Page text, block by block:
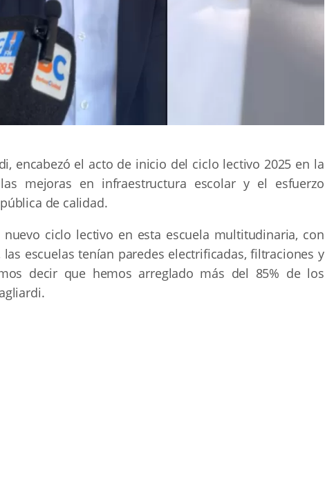
encabezó el acto de inicio del ciclo lectivo 2025 en la
mejoras en infraestructura escolar y el esfuerzo
de calidad.
ciclo lectivo en esta escuela multitudinaria, con
escuelas tenían paredes electrificadas, filtraciones y
decir que hemos arreglado más del 85% de los